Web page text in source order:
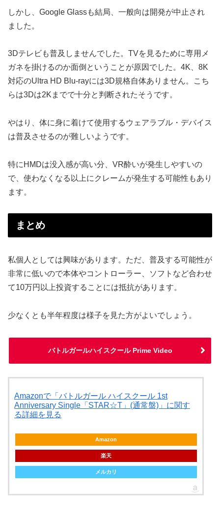
しかし、Google Glassも結局、一般向は開発が中止され
ました。
3Dテレビも普及しませんでした。TVを見るために専用メ
ガネを掛けるのか面倒ということが原因でした。4K、8K
対応のUltra HD Blu-rayには3D規格自体ありません。こち
らは3Dは2Kまでで十分と判断されたそうです。
やはり、体に身に着けて使用するウェアラブル・デバイス
は普及させるのが難しいようです。
特にHMDは没入感が高い分、VR酔いが発生しやすいの
で、使わなくなる以上にクレームが発生する可能性もあり
ます。
まとめ
私個人としては興味があります。ただ、普及する可能性が
非常に低いので本体やコントローラー、ソフトなど合わせ
て10万円以上投資することには抵抗があります。
少なくとも半年程度は様子を見た方がよいでしょう。
バトルガールハイスクール Prime Video
Amazonで「バトルガール ハイスクール 1st
Anniversary Single「STAR☆T」(通常盤)」に関す
る詳細を見る
Amazon
楽天
メルカリ